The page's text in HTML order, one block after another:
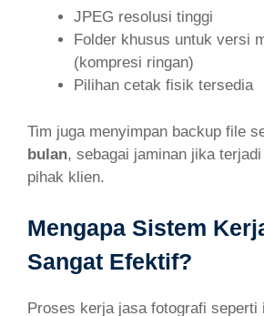
JPEG resolusi tinggi
Folder khusus untuk versi
(kompresi ringan)
Pilihan cetak fisik tersedia
Tim juga menyimpan backup file
bulan, sebagai jaminan jika
pihak klien.
Mengapa Sistem
Sangat Efektif?
Proses kerja jasa fotografi seperti